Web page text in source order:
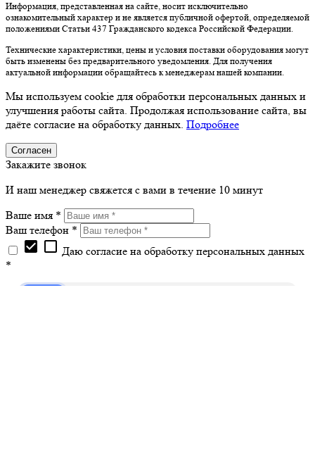
Информация, представленная на сайте, носит исключительно
ознакомительный характер и не является публичной офертой, определяемой
положениями Статьи 437 Гражданского кодекса Российской Федерации.
Технические характеристики, цены и условия поставки оборудования могут
быть изменены без предварительного уведомления. Для получения
актуальной информации обращайтесь к менеджерам нашей компании.
Мы используем cookie для обработки персональных данных и
улучшения работы сайта. Продолжая использование сайта, вы
даёте согласие на обработку данных. Подробнее
Согласен
Закажите звонок
И наш менеджер свяжется с вами в течение 10 минут
Ваше имя *
Ваш телефон *
check_box check_box_outline_blank Даю согласие на обработку персональных данных
*